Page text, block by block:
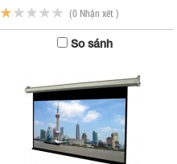
(0 Nhận xét )
So sánh